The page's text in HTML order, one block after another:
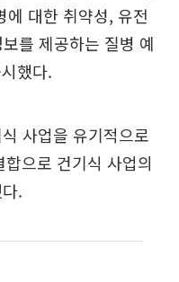
에 대한 취약성, 유전
를 제공하는 질병 예
했다.
사업을 유기적으로
으로 건기식 사업의
.